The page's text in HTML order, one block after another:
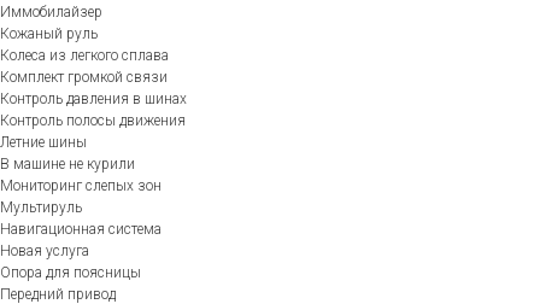
Иммобилайзер
Кожаный руль
Колеса из легкого сплава
Комплект громкой связи
Контроль давления в шинах
Контроль полосы движения
Летние шины
В машине не курили
Мониторинг слепых зон
Мультируль
Навигационная система
Новая услуга
Опора для поясницы
Передний привод